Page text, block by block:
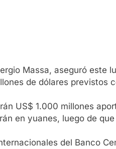
Massa, aseguró este
de dólares previstos
US$ 1.000 millones
en yuanes, luego de
del Banco